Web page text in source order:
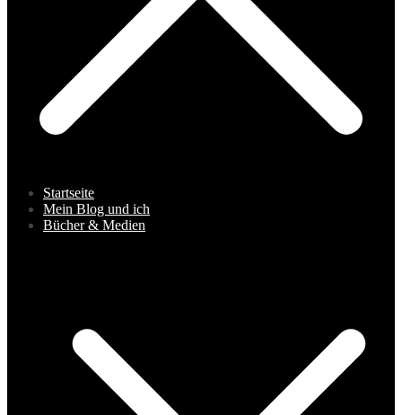
Startseite
Mein Blog und ich
Bücher & Medien